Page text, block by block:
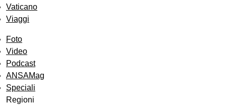
Vaticano
Viaggi
Foto
Video
Podcast
ANSAMag
Speciali
Regioni